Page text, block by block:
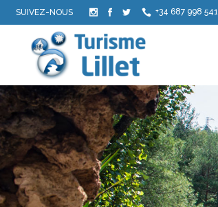
SUIVEZ-NOUS +34 687 998 541